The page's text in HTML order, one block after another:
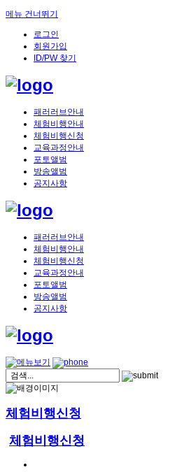
메뉴 건너뛰기
로그인
회원가입
ID/PW 찾기
패러러브안내
체험비행안내
체험비행신청
교육과정안내
포토앨범
방송앨범
공지사항
패러러브안내
체험비행안내
체험비행신청
교육과정안내
포토앨범
방송앨범
공지사항
체험비행신청
체험비행신청